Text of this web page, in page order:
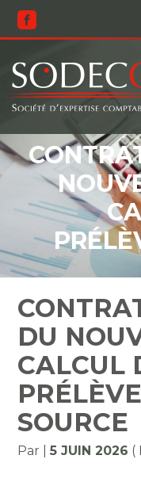
Aller
au
DU
CALCUL
SOURCE
Par |5 JUIN 2026 (